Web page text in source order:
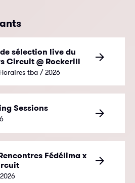
sélection live du
Circuit @ Rockerill
tba / 2026
Sessions
Fédélima x